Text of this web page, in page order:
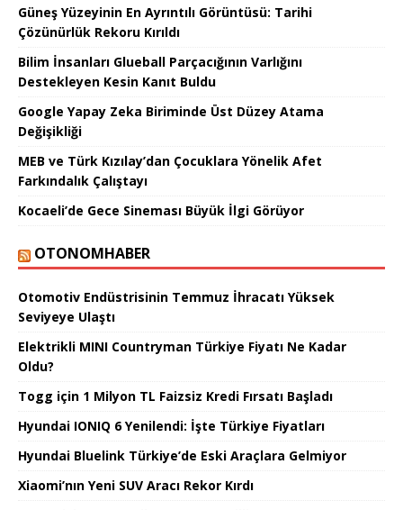
Güneş Yüzeyinin En Ayrıntılı Görüntüsü: Tarihi
Çözünürlük Rekoru Kırıldı
Bilim İnsanları Glueball Parçacığının Varlığını
Destekleyen Kesin Kanıt Buldu
Google Yapay Zeka Biriminde Üst Düzey Atama
Değişikliği
MEB ve Türk Kızılay’dan Çocuklara Yönelik Afet
Farkındalık Çalıştayı
Kocaeli’de Gece Sineması Büyük İlgi Görüyor
OTONOMHABER
Otomotiv Endüstrisinin Temmuz İhracatı Yüksek
Seviyeye Ulaştı
Elektrikli MINI Countryman Türkiye Fiyatı Ne Kadar
Oldu?
Togg için 1 Milyon TL Faizsiz Kredi Fırsatı Başladı
Hyundai IONIQ 6 Yenilendi: İşte Türkiye Fiyatları
Hyundai Bluelink Türkiye’de Eski Araçlara Gelmiyor
Xiaomi’nın Yeni SUV Aracı Rekor Kırdı